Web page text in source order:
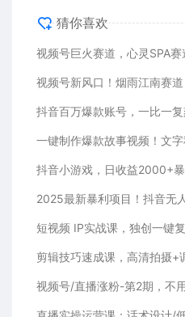
猜你喜欢
抖音小游戏，日收益2000+